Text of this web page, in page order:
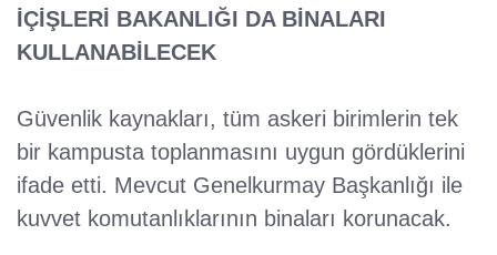
İÇİŞLERİ BAKANLIĞI DA BİNALARI
KULLANABİLECEK
Güvenlik kaynakları, tüm askeri birimlerin tek
bir kampusta toplanmasını uygun gördüklerini
ifade etti. Mevcut Genelkurmay Başkanlığı ile
kuvvet komutanlıklarının binaları korunacak.